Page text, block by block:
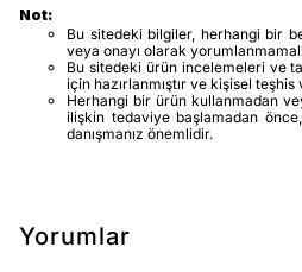
Not:
Bu sitedeki bilgiler, herhangi bir
veya onayı olarak
Bu sitedeki ürün incelemeleri ve
için hazırlanmıştır ve kişisel
Herhangi bir ürün kullanmadan
ilişkin tedaviye başlamadan
danışmanız önemlidir.
Yorumlar